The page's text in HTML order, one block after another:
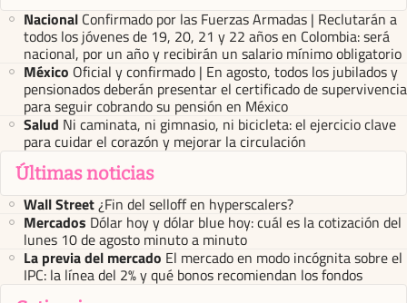
Nacional Confirmado por las Fuerzas Armadas | Reclutarán a
todos los jóvenes de 19, 20, 21 y 22 años en Colombia: será
nacional, por un año y recibirán un salario mínimo obligatorio
México Oficial y confirmado | En agosto, todos los jubilados y
pensionados deberán presentar el certificado de supervivencia
para seguir cobrando su pensión en México
Salud Ni caminata, ni gimnasio, ni bicicleta: el ejercicio clave
para cuidar el corazón y mejorar la circulación
Últimas noticias
Wall Street¿Fin del selloff en hyperscalers?
Mercados Dólar hoy y dólar blue hoy: cuál es la cotización del
lunes 10 de agosto minuto a minuto
La previa del mercado El mercado en modo incógnita sobre el
IPC: la línea del 2% y qué bonos recomiendan los fondos